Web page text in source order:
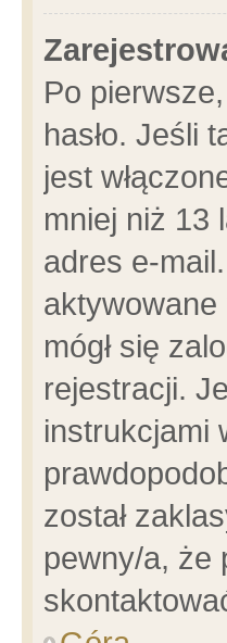
Po
hasło. Jeśli
jest
mniej niż 13
adres e-
mógł się
rejestracji.
instrukcjami
został
pewny/a, że